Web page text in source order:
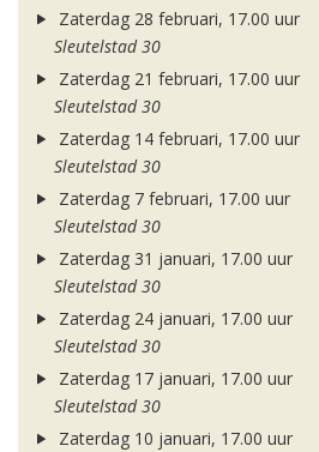
Zaterdag 28 februari, 17.00 uur
Sleutelstad 30
Zaterdag 21 februari, 17.00 uur
Sleutelstad 30
Zaterdag 14 februari, 17.00 uur
Sleutelstad 30
Zaterdag 7 februari, 17.00 uur
Sleutelstad 30
Zaterdag 31 januari, 17.00 uur
Sleutelstad 30
Zaterdag 24 januari, 17.00 uur
Sleutelstad 30
Zaterdag 17 januari, 17.00 uur
Sleutelstad 30
Zaterdag 10 januari, 17.00 uur